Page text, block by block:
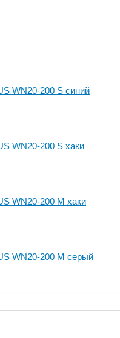
WN20-200 S синий
WN20-200 S хаки
WN20-200 M хаки
WN20-200 M серый